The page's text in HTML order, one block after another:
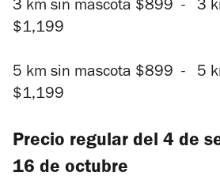
3 km sin mascota $899 - 3
$1,199
5 km sin mascota $899 - 5
$1,199
Precio regular del 4 de
16 de octubre